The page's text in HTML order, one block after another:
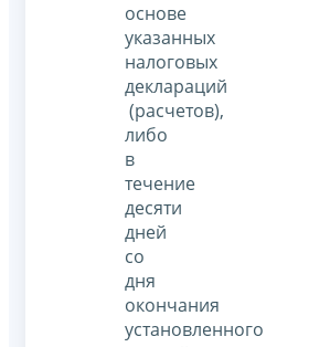
основе
указанных
налоговых
деклараций
(расчетов),
либо
в
течение
десяти
дней
со
дня
окончания
установленного